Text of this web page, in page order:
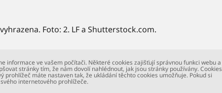
Foto: 2. LF a Shutterstock.com.
informace ve vašem počítači. Některé cookies zajišťují správnou funkci webu a
stránky tím, že nám dovolí nahlédnout, jak jsou stránky používány. Cookies
máte nastaven tak, že ukládání těchto cookies umožňuje. Pokud si
internetového prohlížeče.